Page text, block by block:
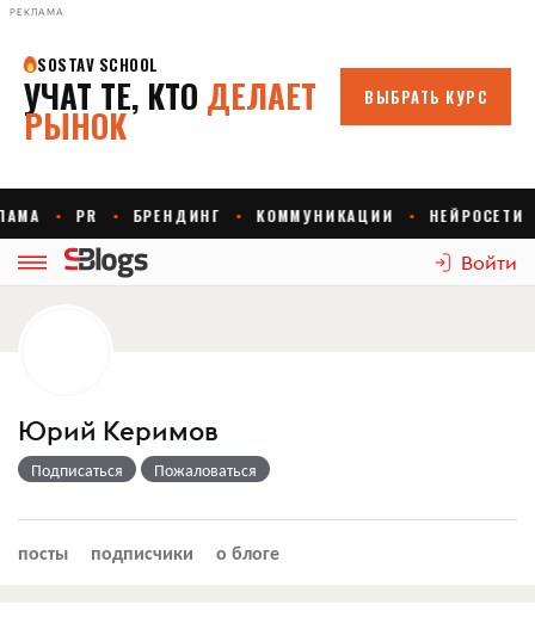
РЕКЛАМА
Войти
Юрий Керимов
Подписаться Пожаловаться
посты подписчики о блоге